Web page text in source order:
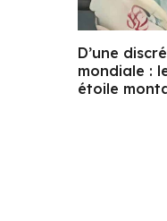
D’une
mondiale :
étoile